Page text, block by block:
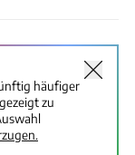
häufiger
zu